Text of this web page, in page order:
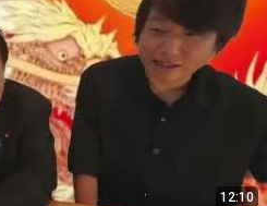
12:10